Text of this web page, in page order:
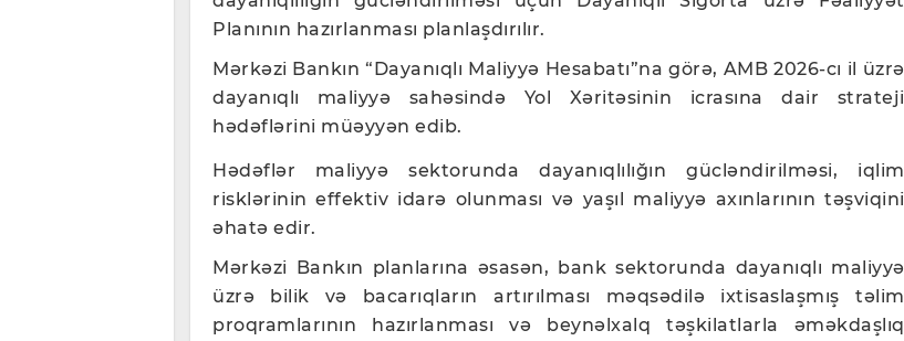
Planının hazırlanması planlaşdırılır.
Mərkəzi Bankın “Dayanıqlı Maliyyə Hesabatı”na görə, AMB 2026-cı il üzrə
dayanıqlı maliyyə sahəsində Yol Xəritəsinin icrasına dair strateji
hədəflərini müəyyən edib.
Hədəflər maliyyə sektorunda dayanıqlılığın gücləndirilməsi, iqlim
risklərinin effektiv idarə olunması və yaşıl maliyyə axınlarının təşviqini
əhatə edir.
Mərkəzi Bankın planlarına əsasən, bank sektorunda dayanıqlı maliyyə
üzrə bilik və bacarıqların artırılması məqsədilə ixtisaslaşmış təlim
proqramlarının hazırlanması və beynəlxalq təşkilatlarla əməkdaşlıq